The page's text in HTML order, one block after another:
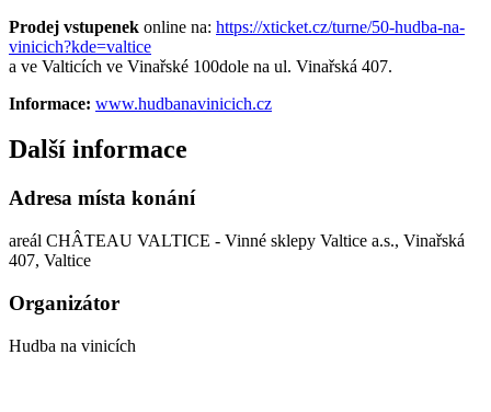
Prodej vstupenek online na: https://xticket.cz/turne/50-hudba-na-
vinicich?kde=valtice
a ve Valticích ve Vinařské 100dole na ul. Vinařská 407.
Informace: www.hudbanavinicich.cz
Další informace
Adresa místa konání
areál CHÂTEAU VALTICE - Vinné sklepy Valtice a.s., Vinařská
407, Valtice
Organizátor
Hudba na vinicích